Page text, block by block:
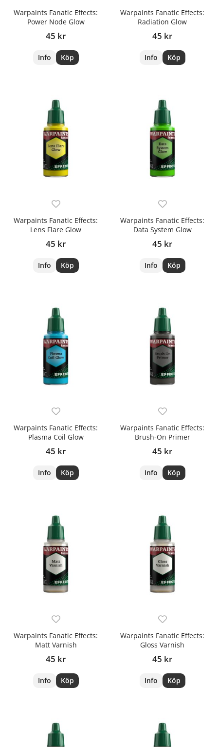
Warpaints Fanatic Effects:
Power Node Glow
45 kr
Info Köp
Warpaints Fanatic Effects:
Radiation Glow
45 kr
Info Köp
Warpaints Fanatic Effects:
Lens Flare Glow
45 kr
Info Köp
Warpaints Fanatic Effects:
Data System Glow
45 kr
Info Köp
Warpaints Fanatic Effects:
Plasma Coil Glow
45 kr
Info Köp
Warpaints Fanatic Effects:
Brush-On Primer
45 kr
Info Köp
Warpaints Fanatic Effects:
Matt Varnish
45 kr
Info Köp
Warpaints Fanatic Effects:
Gloss Varnish
45 kr
Info Köp